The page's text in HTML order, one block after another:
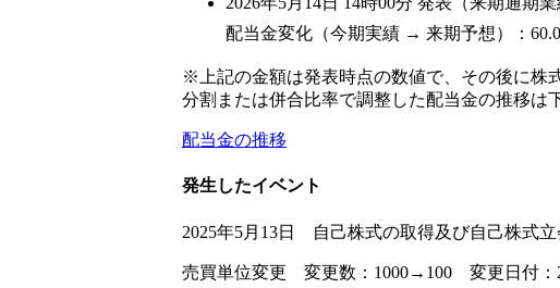
配当金変化（今期実績 → 来期予想）：
※上記の金額は発表時点の数値で、その後に株
分割または併合比率で調整した配当金の推移は
配当金の推移
発生したイベント
2025年5月13日 自己株式の取得及び自己株式
売買単位変更 変更数：1000→100 変更日付：